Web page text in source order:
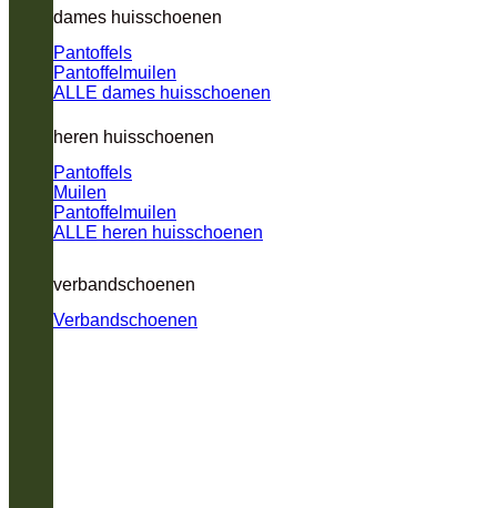
dames huisschoenen
Pantoffels
Pantoffelmuilen
ALLE dames huisschoenen
heren huisschoenen
Pantoffels
Muilen
Pantoffelmuilen
ALLE heren huisschoenen
verbandschoenen
Verbandschoenen